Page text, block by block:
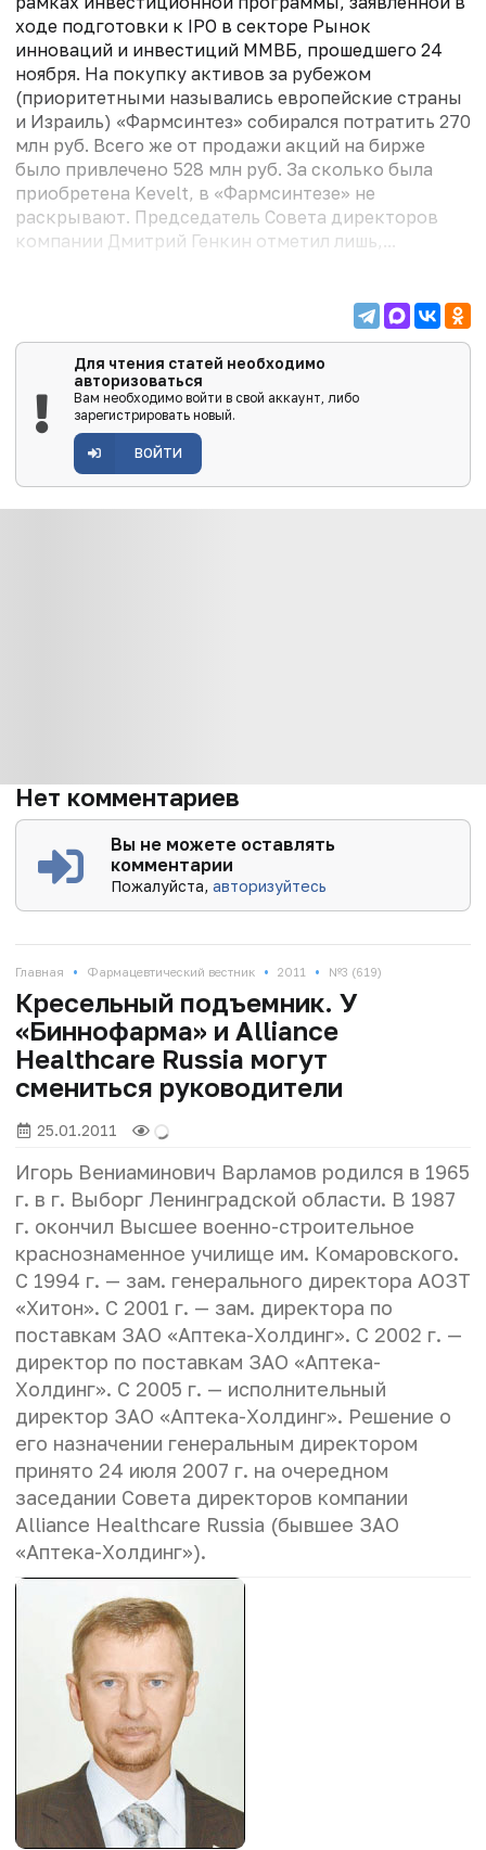
ходе подготовки к IPO в секторе Рынок
инноваций и инвестиций ММВБ, прошедшего 24
ноября. На покупку активов за рубежом
(приоритетными назывались европей­ские страны
и Израиль) «Фармсинтез» собирался потратить 270
млн руб. Всего же от продажи акций на бирже
было привлечено 528 млн руб. За сколько была
приобретена Kevelt, в «Фармсинтезе» не
раскрывают. Председатель Совета директоров
компании Дмитрий Генкин отметил лишь,...
Для чтения статей необходимо
авторизоваться
Вам необходимо войти в свой аккаунт, либо
зарегистрировать новый.
ВОЙТИ
Нет комментариев
Вы не можете оставлять
комментарии
Пожалуйста,авторизуйтесь
Главная • Фармацевтический вестник • 2011 • №3 (619)
Кресельный подъемник. У
«Биннофарма» и Alliance
Healthсare Russia могут
смениться руководители
25.01.2011
Игорь Вениаминович Варламов родился в 1965
г. в г. Выборг Ленинградской области. В 1987
г. окончил Высшее военно-строительное
краснознаменное училище им. Комаровского.
С 1994 г. — зам. генерального директора АОЗТ
«Хитон». С 2001 г. — зам. директора по
поставкам ЗАО «Аптека-Холдинг». С 2002 г. —
директор по поставкам ЗАО «Аптека-
Холдинг». С 2005 г. — исполнительный
директор ЗАО «Аптека-Холдинг». Решение о
его назначении генеральным директором
принято 24 июля 2007 г. на очередном
заседании Совета директоров компании
Alliance Healthcare Russia (бывшее ЗАО
«Аптека-Холдинг»).